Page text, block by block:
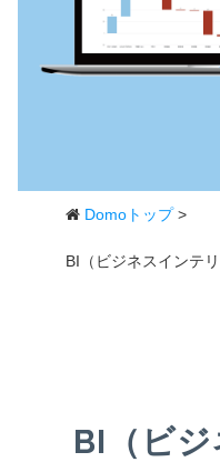
Domoトップ>
BI（ビジネスインテ
BI（ビ